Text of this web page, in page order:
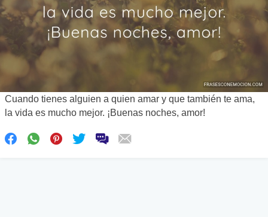
Cuando tienes alguien a quien amar y que también te ama,
la vida es mucho mejor. ¡Buenas noches, amor!